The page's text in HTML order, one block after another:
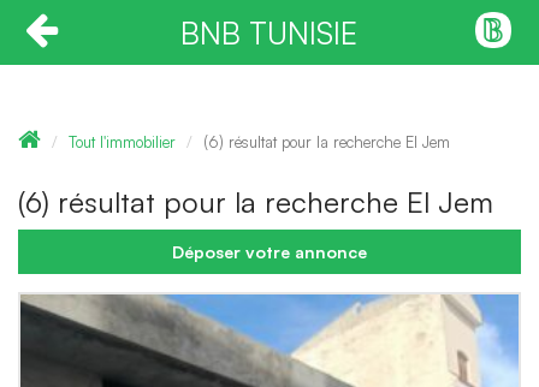
BNB TUNISIE
Tout l'immobilier (6) résultat pour la recherche El Jem
(6) résultat pour la recherche El Jem
Déposer votre annonce